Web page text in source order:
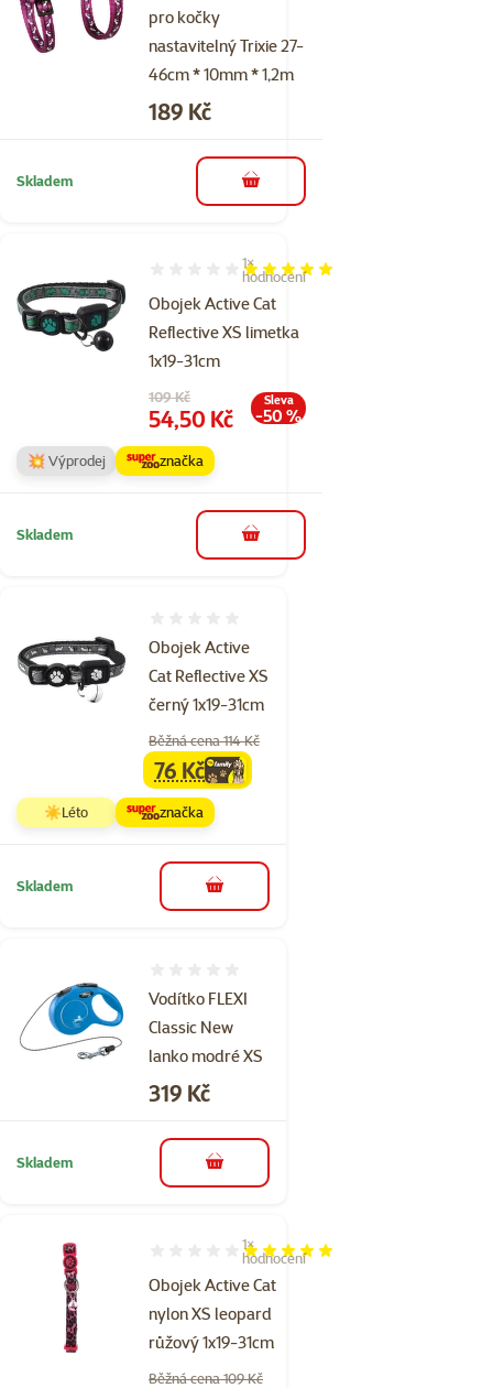
pro kočky
nastavitelný Trixie 27-
46cm * 10mm * 1,2m
Cena
189 Kč
Skladem do košíku
Obojek Active Cat
Reflective XS limetka
1x19-31cm
Hodnocení 100%, počet hodnocení: 1
1×
hodnocení
Původní cena
109 Kč
Cena
54,50 Kč
Sleva
-50 %
💥 Výprodej značka
Skladem do košíku
Obojek Active
Cat Reflective XS
černý 1x19-31cm
Běžná cena 114 Kč
familycena
76 Kč
☀️Léto značka
Skladem do košíku
Vodítko FLEXI
Classic New
lanko modré XS
Cena
319 Kč
Skladem do košíku
Obojek Active Cat
nylon XS leopard
růžový 1x19-31cm
Hodnocení 100%, počet hodnocení: 1
1×
hodnocení
Běžná cena 109 Kč